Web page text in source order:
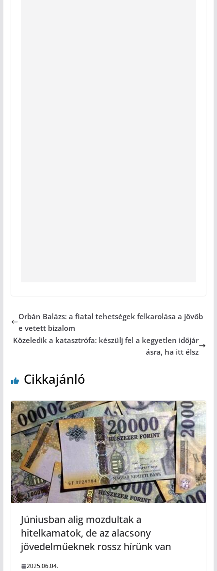
Orbán Balázs: a fiatal tehetségek felkarolása a jövőb
e vetett bizalom
Közeledik a katasztrófa: készülj fel a kegyetlen időjár
ásra, ha itt élsz
Cikkajánló
Júniusban alig mozdultak a
hitelkamatok, de az alacsony
jövedelműeknek rossz hírünk van
2025.06.04.